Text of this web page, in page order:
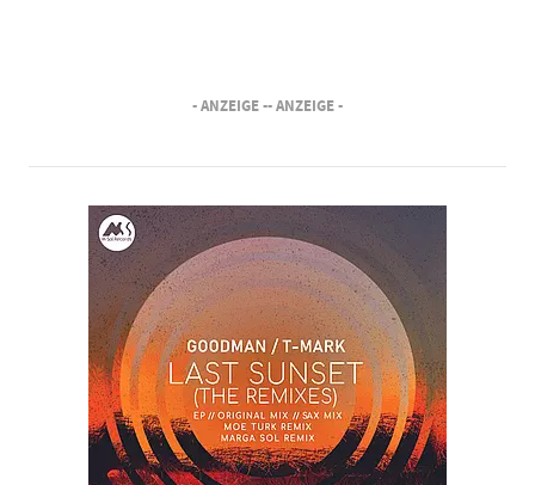
- ANZEIGE -- ANZEIGE -